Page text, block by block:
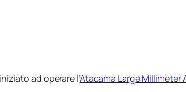
ad operare l’Atacama Large Millimeter